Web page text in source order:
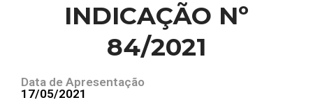
INDICAÇÃO Nº
84/2021
Data de Apresentação
17/05/2021